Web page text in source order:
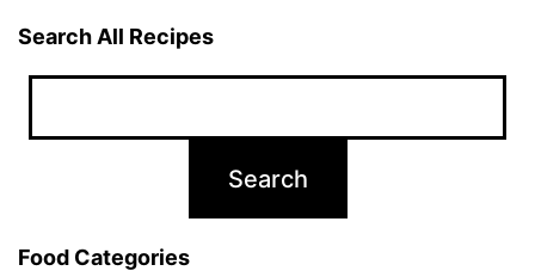
Search All Recipes
Food Categories